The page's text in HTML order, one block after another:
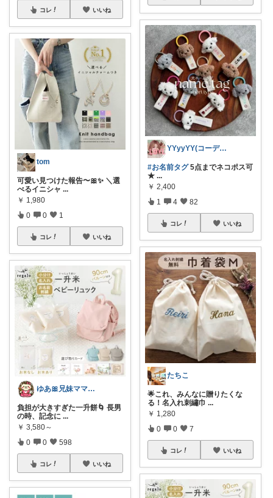
コレ いいね
tom
可愛い見つけた報告〜🎀✨ ＼選
べるイニシャ ...
￥ 1,980
0 0 1
コレ いいね
ゆあ🎀兄妹ママの育児と暮らし
負担が大きすぎた一升餅🌀 長男
の時、記念に ...
￥ 3,580～
0 0 598
コレ いいね
YYyyYY(コーデやってます🐢🐾)
#お名前タグ5点までネコポス可
★ ...
￥ 2,400
1 4 82
コレ いいね
たちこ
🌟これ、みんなに贈りたくな
る！名入れ刺繡巾 ...
￥ 1,280
0 0 7
コレ いいね